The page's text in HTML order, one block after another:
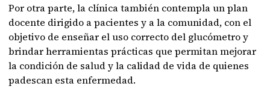
Por otra parte, la clínica también contempla un plan
docente dirigido a pacientes y a la comunidad, con el
objetivo de enseñar el uso correcto del glucómetro y
brindar herramientas prácticas que permitan mejorar
la condición de salud y la calidad de vida de quienes
padescan esta enfermedad.